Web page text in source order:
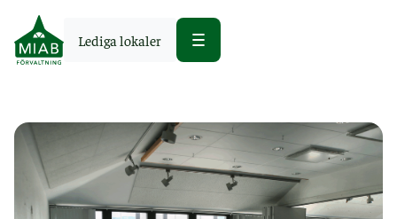
Lediga lokaler